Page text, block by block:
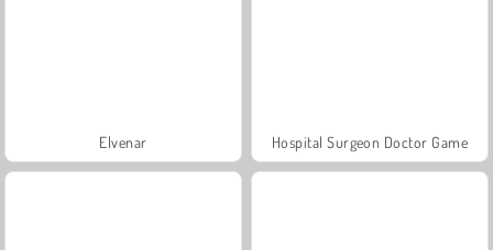
Elvenar Hospital Surgeon Doctor Game